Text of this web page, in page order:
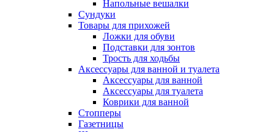
Напольные вешалки
Сундуки
Товары для прихожей
Ложки для обуви
Подставки для зонтов
Трость для ходьбы
Аксессуары для ванной и туалета
Аксессуары для ванной
Аксессуары для туалета
Коврики для ванной
Стопперы
Газетницы